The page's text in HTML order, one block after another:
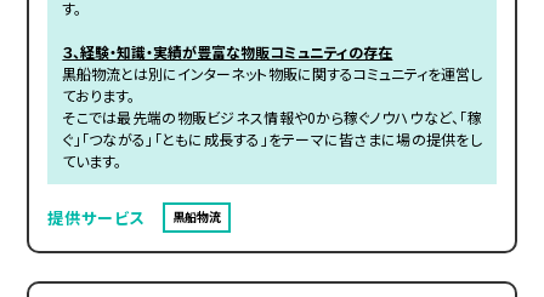
す。
３、経験・知識・実績が豊富な物販コミュニティの存在
黒船物流とは別にインターネット物販に関するコミュニティを運営し
ております。
そこでは最先端の物販ビジネス情報や0から稼ぐノウハウなど、「稼
ぐ」「つながる」「ともに成長する」をテーマに皆さまに場の提供をし
ています。
提供サービス 黒船物流